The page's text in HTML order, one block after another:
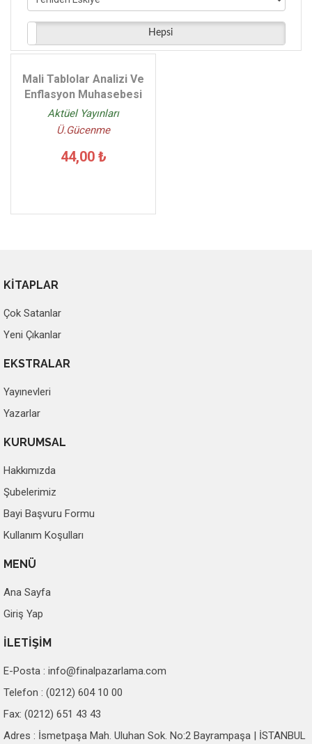
Hepsi
Mali Tablolar Analizi Ve
Enflasyon Muhasebesi
Aktüel Yayınları
Ü.Gücenme
44,00 ₺
KİTAPLAR
Çok Satanlar
Yeni Çıkanlar
EKSTRALAR
Yayınevleri
Yazarlar
KURUMSAL
Hakkımızda
Şubelerimiz
Bayi Başvuru Formu
Kullanım Koşulları
MENÜ
Ana Sayfa
Giriş Yap
İLETİŞİM
E-Posta : info@finalpazarlama.com
Telefon : (0212) 604 10 00
Fax: (0212) 651 43 43
Adres : İsmetpaşa Mah. Uluhan Sok. No:2 Bayrampaşa | İSTANBUL